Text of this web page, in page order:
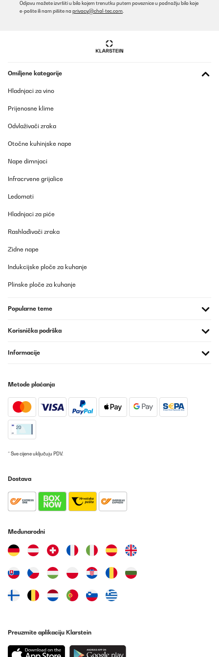
Odjavu možete izvršiti u bilo kojem trenutku putem poveznice u podnožju bilo koje
e-pošte ili nam pišite na privacy@chal-tec.com
Omiljene kategorije
Hladnjaci za vino
Prijenosne klime
Odvlaživači zraka
Otočne kuhinjske nape
Nape dimnjaci
Infracrvene grijalice
Ledomati
Hladnjaci za piće
Rashlađivači zraka
Zidne nape
Indukcijske ploče za kuhanje
Plinske ploče za kuhanje
Popularne teme
Korisnička podrška
Informacije
Metode plaćanja
* Sve cijene uključuju PDV.
Dostava
Međunarodni
Preuzmite aplikaciju Klarstein